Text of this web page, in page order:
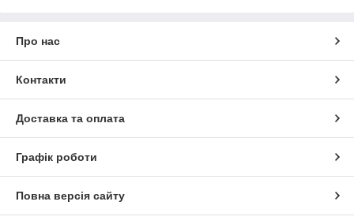
Про нас
Контакти
Доставка та оплата
Графік роботи
Повна версія сайту